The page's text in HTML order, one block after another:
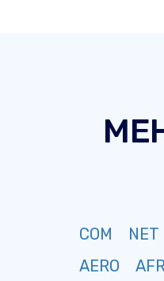
COM NET
AERO